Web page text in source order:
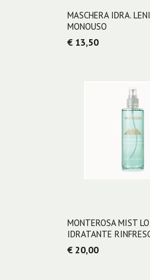
MASCHERA IDRA.
MONOUSO
€ 13,50
MONTEROSA MIST
IDRATANTE
€ 20,00